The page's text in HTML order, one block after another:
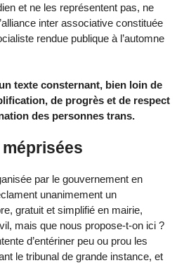
et ne les représentent pas, ne
inter associative constituée
rendue publique à l’automne
texte consternant, bien loin de
de progrès et de respect
des personnes trans.
par le gouvernement en
unanimement un
gratuit et simplifié en mairie,
mais que nous propose-t-on ici ?
d’entériner peu ou prou les
le tribunal de grande instance, et